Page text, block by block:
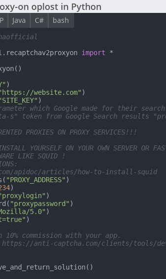
Java C# bash
on oplost in Python
import *
)
website.com" )
which Google made for their search
s" token from Google Search results
PROXIES ON PROXY SERVICES!!!
YOURSELF ON YOUR OWN SERVER OR
LIKE SQUID !
apidoc/articles/how-to-install-squid
"PROXY_ADDRESS" )
)
)
"proxypassword" )
5.0" )
)
commission with your app.
anti-captcha.com/clients/tools/